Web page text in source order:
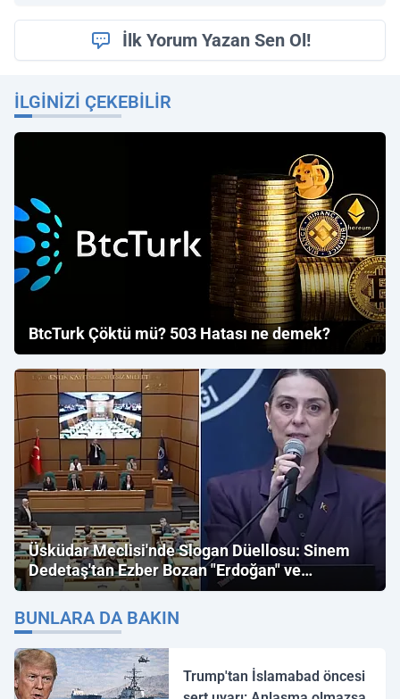
İlk Yorum Yazan Sen Ol!
İLGINIZI ÇEKEBILIR
BtcTurk Çöktü mü? 503 Hatası ne demek?
Üsküdar Meclisi'nde Slogan Düellosu: Sinem
Dedetaş'tan Ezber Bozan "Erdoğan" ve
"İmamoğlu" Çıkışı!
BUNLARA DA BAKIN
Trump'tan İslamabad öncesi